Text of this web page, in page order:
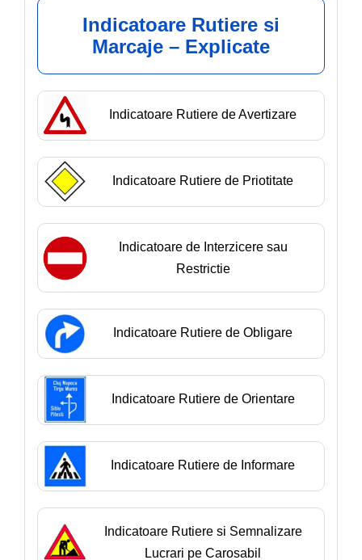
Indicatoare Rutiere si
Marcaje – Explicate
Indicatoare Rutiere de Avertizare
Indicatoare Rutiere de Priotitate
Indicatoare de Interzicere sau
Restrictie
Indicatoare Rutiere de Obligare
Indicatoare Rutiere de Orientare
Indicatoare Rutiere de Informare
Indicatoare Rutiere si Semnalizare
Lucrari pe Carosabil